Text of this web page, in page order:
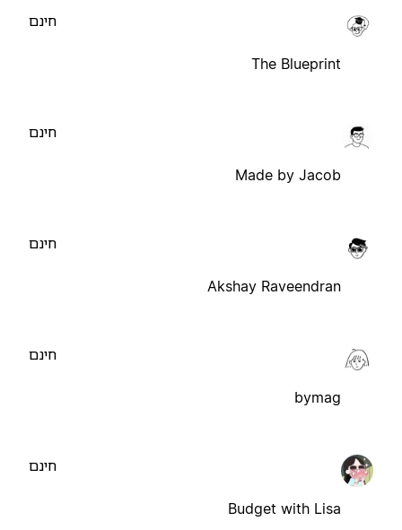
The Blueprint
חינם
Made by Jacob
חינם
Akshay Raveendran
חינם
bymag
חינם
Budget with Lisa
חינם